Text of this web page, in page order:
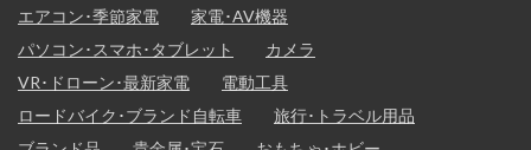
エアコン･季節家電
家電･AV機器
パソコン･スマホ･タブレット
カメラ
VR･ドローン･最新家電
電動工具
ロードバイク･ブランド自転車
旅行･トラベル用品